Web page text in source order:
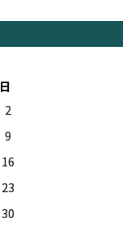
日
2
9
16
23
30